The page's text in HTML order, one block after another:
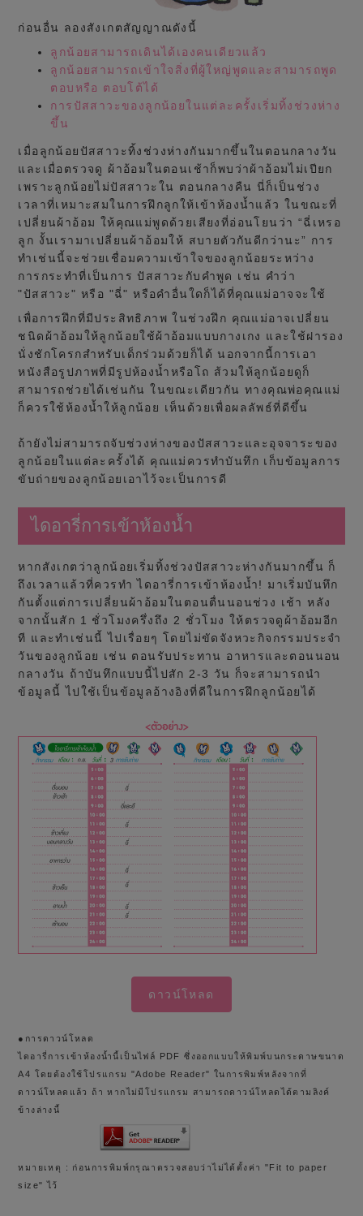
ก่อนอื่น ลองสังเกตสัญญาณดังนี้
ลูกน้อยสามารถเดินได้เองคนเดียวแล้ว
ลูกน้อยสามารถเข้าใจสิ่งที่ผู้ใหญ่พูดและสามารถพูด
ตอบหรือ ตอบโต้ได้
การปัสสาวะของลูกน้อยในแต่ละครั้งเริ่มทิ้งช่วงห่าง
ขึ้น
เมื่อลูกน้อยปัสสาวะทิ้งช่วงห่างกันมากขึ้นในตอนกลางวัน
และเมื่อตรวจดู ผ้าอ้อมในตอนเช้าก็พบว่าผ้าอ้อมไม่เปียก
เพราะลูกน้อยไม่ปัสสาวะใน ตอนกลางคืน นี่ก็เป็นช่วง
เวลาที่เหมาะสมในการฝึกลูกให้เข้าห้องน้ำแล้ว ในขณะที่
เปลี่ยนผ้าอ้อม ให้คุณแม่พูดด้วยเสียงที่อ่อนโยนว่า “ฉี่เหรอ
ลูก งั้นเรามาเปลี่ยนผ้าอ้อมให้ สบายตัวกันดีกว่านะ” การ
ทำเช่นนี้จะช่วยเชื่อมความเข้าใจของลูกน้อยระหว่าง
การกระทำที่เป็นการ ปัสสาวะกับคำพูด เช่น คำว่า
"ปัสสาวะ" หรือ "ฉี่" หรือคำอื่นใดก็ได้ที่คุณแม่อาจจะใช้
เพื่อการฝึกที่มีประสิทธิภาพ ในช่วงฝึก คุณแม่อาจเปลี่ยน
ชนิดผ้าอ้อมให้ลูกน้อยใช้ผ้าอ้อมแบบกางเกง และใช้ฝารอง
นั่งชักโครกสำหรับเด็กร่วมด้วยก็ได้ นอกจากนี้การเอา
หนังสือรูปภาพที่มีรูปห้องน้ำหรือโถ ส้วมให้ลูกน้อยดูก็
สามารถช่วยได้เช่นกัน ในขณะเดียวกัน ทางคุณพ่อคุณแม่
ก็ควรใช้ห้องน้ำให้ลูกน้อย เห็นด้วยเพื่อผลลัพธ์ที่ดีขึ้น
ถ้ายังไม่สามารถจับช่วงห่างของปัสสาวะและอุจจาระของ
ลูกน้อยในแต่ละครั้งได้ คุณแม่ควรทำบันทึก เก็บข้อมูลการ
ขับถ่ายของลูกน้อยเอาไว้จะเป็นการดี
ไดอารี่การเข้าห้องน้ำ
หากสังเกตว่าลูกน้อยเริ่มทิ้งช่วงปัสสาวะห่างกันมากขึ้น ก็
ถึงเวลาแล้วที่ควรทำ ไดอารี่การเข้าห้องน้ำ! มาเริ่มบันทึก
กันตั้งแต่การเปลี่ยนผ้าอ้อมในตอนตื่นนอนช่วง เช้า หลัง
จากนั้นสัก 1 ชั่วโมงครึ่งถึง 2 ชั่วโมง ให้ตรวจดูผ้าอ้อมอีก
ที และทำเช่นนี้ ไปเรื่อยๆ โดยไม่ขัดจังหวะกิจกรรมประจำ
วันของลูกน้อย เช่น ตอนรับประทาน อาหารและตอนนอน
กลางวัน ถ้าบันทึกแบบนี้ไปสัก 2-3 วัน ก็จะสามารถนำ
ข้อมูลนี้ ไปใช้เป็นข้อมูลอ้างอิงที่ดีในการฝึกลูกน้อยได้
ดาวน์โหลด
●การดาวน์โหลด
ไดอารี่การเข้าห้องน้ำนี้เป็นไฟล์ PDF ซึ่งออกแบบให้พิมพ์บนกระดาษขนาด
A4 โดยต้องใช้โปรแกรม "Adobe Reader" ในการพิมพ์หลังจากที่
ดาวน์โหลดแล้ว ถ้า หากไม่มีโปรแกรม สามารถดาวน์โหลดได้ตามลิงค์
ข้างล่างนี้
หมายเหตุ : ก่อนการพิมพ์กรุณาตรวจสอบว่าไม่ได้ตั้งค่า "Fit to paper
size" ไว้